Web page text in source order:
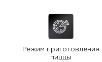
Режим приготовления
пиццы